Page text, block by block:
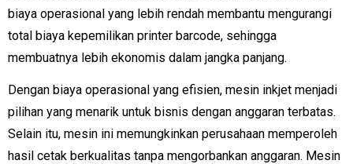
biaya operasional yang lebih rendah membantu mengurangi
total biaya kepemilikan printer barcode, sehingga
membuatnya lebih ekonomis dalam jangka panjang.
Dengan biaya operasional yang efisien, mesin inkjet menjadi
pilihan yang menarik untuk bisnis dengan anggaran terbatas.
Selain itu, mesin ini memungkinkan perusahaan memperoleh
hasil cetak berkualitas tanpa mengorbankan anggaran. Mesin